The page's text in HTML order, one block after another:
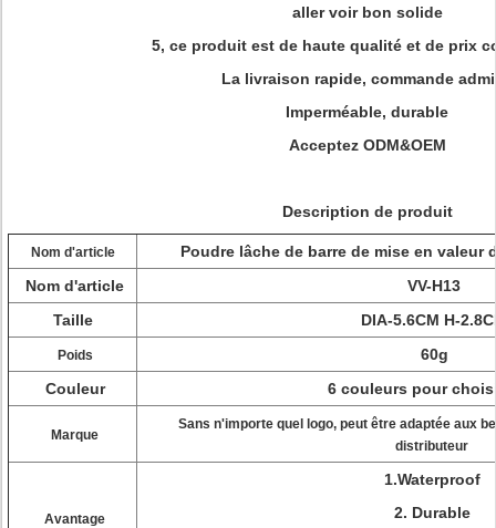
aller voir bon solide
5, ce produit est de haute qualité et de prix
La livraison rapide, commande
Imperméable, durable
Acceptez ODM&OEM
Description de produit
Nom d'article
Poudre lâche de barre de mise en
Nom d'article
VV-H13
Taille
DIA-5.6CM H-
Poids
60g
Couleur
6 couleurs pour
Marque
Sans n'importe quel logo, peut être adaptée aux
distributeur
Avantage
1.Waterproof
2. Durable